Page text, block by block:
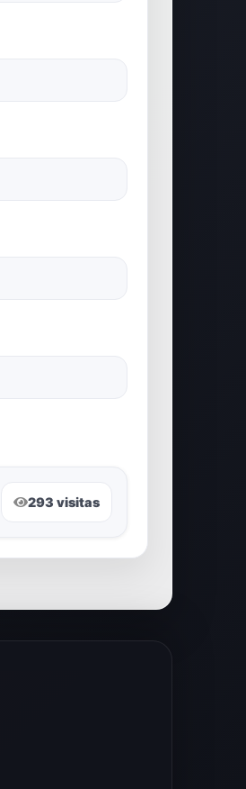
293 visitas